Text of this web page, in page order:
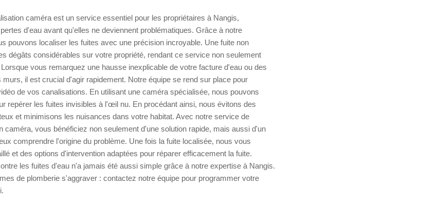
caméra est un service essentiel pour les propriétaires à Nangis,
d'eau avant qu'elles ne deviennent problématiques. Grâce à notre
pouvons localiser les fuites avec une précision incroyable. Une fuite non
dégâts considérables sur votre propriété, rendant ce service non seulement
vous remarquez une hausse inexplicable de votre facture d'eau ou des
il est crucial d'agir rapidement. Notre équipe se rend sur place pour
de vos canalisations. En utilisant une caméra spécialisée, nous pouvons
repérer les fuites invisibles à l'œil nu. En procédant ainsi, nous évitons des
et minimisons les nuisances dans votre habitat. Avec notre service de
caméra, vous bénéficiez non seulement d'une solution rapide, mais aussi d'un
comprendre l'origine du problème. Une fois la fuite localisée, nous vous
et des options d'intervention adaptées pour réparer efficacement la fuite.
les fuites d'eau n'a jamais été aussi simple grâce à notre expertise à Nangis.
de plomberie s'aggraver : contactez notre équipe pour programmer votre